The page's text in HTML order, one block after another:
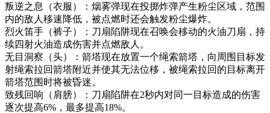
叛逆之息（衣服）：烟雾弹现在投掷炸弹产生粉尘区域，范围
内的敌人移速降低，被点燃时还会触发粉尘爆炸。
烈火笛手（裤子）：刀扇陷阱现在召唤会移动的火油刀扇，持
续四射火油造成伤害并点燃敌人。
无目洞察（头）：箭塔现在放置一个绳索箭塔，向周围目标发
射绳索拉回箭塔附近并使其无法位移，被绳索拉回的目标离开
箭塔范围时将被昏迷。
致残回响（肩膀）：刀扇陷阱在2秒内对同一目标造成的伤害
逐次提高6%，最多提高18%。